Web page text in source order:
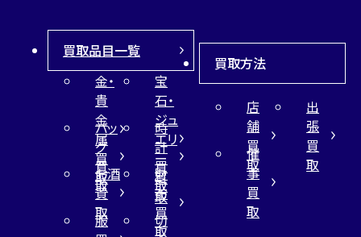
買取品目一覧
金・
貴
金
属
買
取
宝
石・
ジュ
エリ
ー
買
取
バッ
グ
買
取
時
計
買
取
お酒
買
取
財
布
買
取
服
切
買取方法
店
舗
買
取
出
張
買
取
催
事
買
取